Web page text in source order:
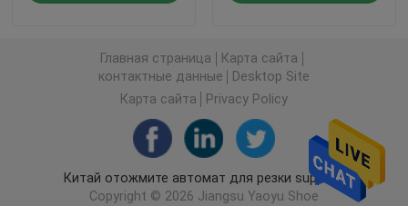
Автоматическая распространяя машина
Ультразвуковая выбивая машина
Автомат для резки компьютера
Главная страница
Карта сайта
контактные данные
Desktop Site
Карта сайта
Privacy Policy
Китай отожмите автомат для резки supplier.
Copyright © 2026 Jiangsu Yaoyu Shoe